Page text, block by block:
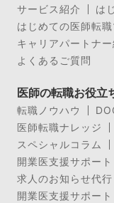
サービス紹介
は
はじめての医師転
キャリアパートナー
よくあるご質問
医師の転職お役立
転職ノウハウ
医師転職ナレッジ
スペシャルコラム
開業医支援サポート
求人のお知らせ代行
開業医支援サポー